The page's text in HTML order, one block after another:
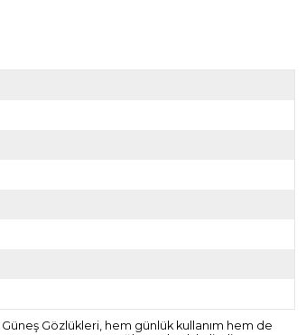
Güneş Gözlükleri, hem günlük kullanım hem de